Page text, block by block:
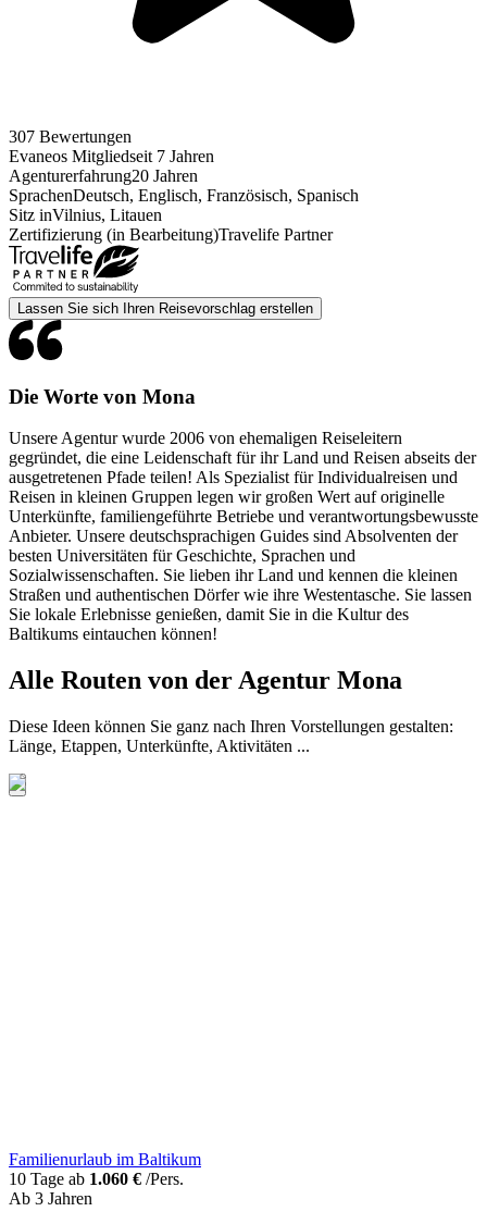
307 Bewertungen
Evaneos Mitgliedseit 7 Jahren
Agenturerfahrung20 Jahren
SprachenDeutsch, Englisch, Französisch, Spanisch
Sitz inVilnius, Litauen
Zertifizierung (in Bearbeitung)Travelife Partner
Lassen Sie sich Ihren Reisevorschlag erstellen
Die Worte von Mona
Unsere Agentur wurde 2006 von ehemaligen Reiseleitern
gegründet, die eine Leidenschaft für ihr Land und Reisen abseits der
ausgetretenen Pfade teilen! Als Spezialist für Individualreisen und
Reisen in kleinen Gruppen legen wir großen Wert auf originelle
Unterkünfte, familiengeführte Betriebe und verantwortungsbewusste
Anbieter. Unsere deutschsprachigen Guides sind Absolventen der
besten Universitäten für Geschichte, Sprachen und
Sozialwissenschaften. Sie lieben ihr Land und kennen die kleinen
Straßen und authentischen Dörfer wie ihre Westentasche. Sie lassen
Sie lokale Erlebnisse genießen, damit Sie in die Kultur des
Baltikums eintauchen können!
Alle Routen von der Agentur Mona
Diese Ideen können Sie ganz nach Ihren Vorstellungen gestalten:
Länge, Etappen, Unterkünfte, Aktivitäten ...
Familienurlaub im Baltikum
10 Tage ab 1.060 € /Pers.
Ab 3 Jahren